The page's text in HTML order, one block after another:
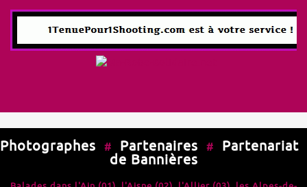
Photographes # Partenaires # Partenariat
de Bannières